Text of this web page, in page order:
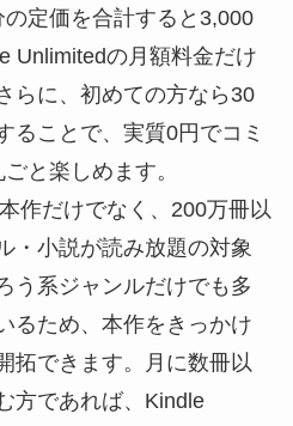
定価を合計すると3,000
Unlimitedの月額料金だけ
らに、初めての方なら30
ることで、実質0円でコミ
と楽しめます。
作だけでなく、200万冊以
・小説が読み放題の対象
う系ジャンルだけでも多
るため、本作をきっかけ
拓できます。月に数冊以
方であれば、Kindle